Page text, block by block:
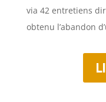
via 42 entretiens
obtenu l’abandon